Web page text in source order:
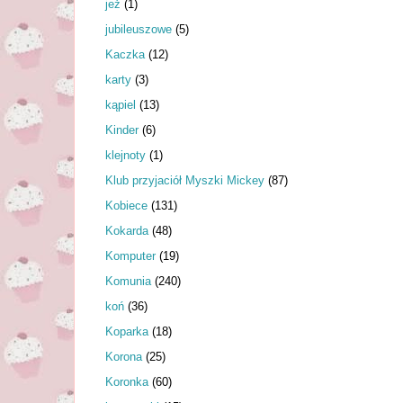
jeż (1)
jubileuszowe (5)
Kaczka (12)
karty (3)
kąpiel (13)
Kinder (6)
klejnoty (1)
Klub przyjaciół Myszki Mickey (87)
Kobiece (131)
Kokarda (48)
Komputer (19)
Komunia (240)
koń (36)
Koparka (18)
Korona (25)
Koronka (60)